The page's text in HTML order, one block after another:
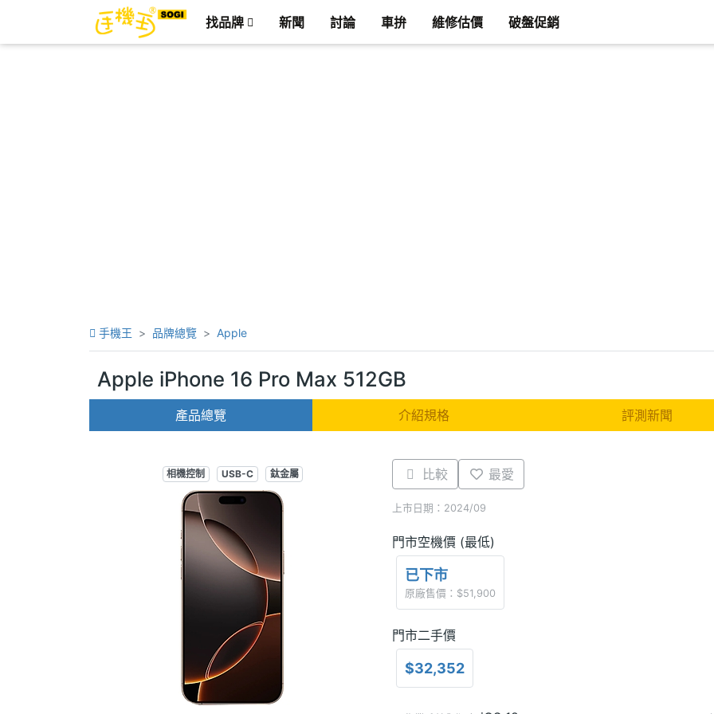
找品牌 新聞 討論 車拚 維修估價 破盤促銷
手機王 品牌總覽 Apple
Apple iPhone 16 Pro Max 512GB
產品總覽 介紹規格 評測新聞
相機控制 USB-C 鈦金屬 比較 最愛
上市日期：2024/09
門市空機價 (最低)
已下市
原廠售價：$51,900
門市二手價
$32,352